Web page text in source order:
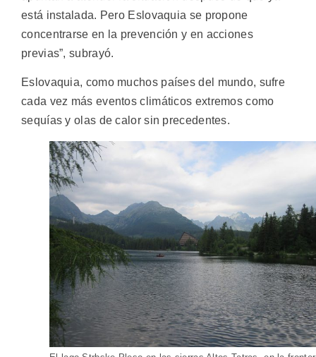
está instalada. Pero Eslovaquia se propone
concentrarse en la prevención y en acciones
previas”, subrayó.
Eslovaquia, como muchos países del mundo, sufre
cada vez más eventos climáticos extremos como
sequías y olas de calor sin precedentes.